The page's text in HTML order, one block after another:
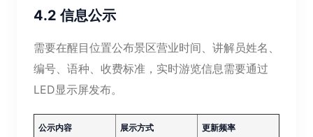
4.2 信息公示
需要在醒目位置公布景区营业时间、讲解员姓名、
编号、语种、收费标准，实时游览信息需要通过
LED显示屏发布。
公示内容 展示方式 更新频率